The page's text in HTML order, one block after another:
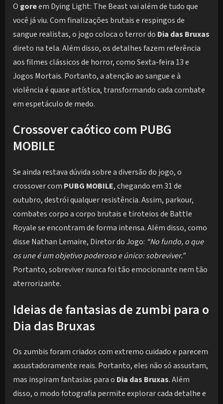
O goreem Dying Light: The Beast vai além de tudo que
você já viu. Com finalizações brutais e respingos de
sangue realistas, o jogo coloca o terror do Dia das Bruxas
direto na tela. Além disso, os detalhes fazem referência
aos filmes clássicos de horror, como Sexta-feira 13 e
Jogos Mortais. Portanto, a atenção ao sangue e à
violência é quase artística, transformando cada combate
em espetáculo de medo.
Crossover caótico com PUBG
MOBILE
Se ainda restava dúvida sobre a diversão do jogo, o
crossover com PUBG MOBILE, chegando em 31 de
outubro, destrói qualquer resistência. Assim, parkour,
combates corpo a corpo brutais e tiroteios de Battle
Royale se encontram de forma intensa. Além disso, como
disse Nathan Lemaire, Diretor do Jogo: “No fundo, o que
os une é um objetivo poderoso e único: sobreviver.”
Portanto, sobreviver nunca foi tão emocionante nem tão
aterrorizante.
Ideias de fantasias de zumbi para o
Dia das Bruxas
Os zumbis foram criados com extremo cuidado e parecem
assustadoramente reais. Portanto, eles não só assustam,
mas inspiram fantasias para o Dia das Bruxas. Além
disso, o modo fotografia permite explorar cada detalhe e